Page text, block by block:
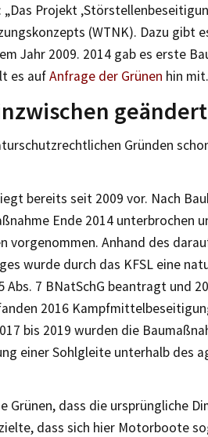
: „Das Projekt
(WTNK). Dazu gibt
Jahr 2009. 2014 gab es erste
es aufAnfrage der Grünen hin mit.
geändert
Gründen
bereits seit 2009 vor. Nach
Ende 2014 unterbrochen
vorgenommen. Anhand des
wurde durch das KFSL eine
Abs. 7 BNatSchG beantragt und
2016
bis 2019 wurden die
einer Sohlgleite unterhalb des
Grünen, dass die ursprüngliche
dass sich hier Motorboote